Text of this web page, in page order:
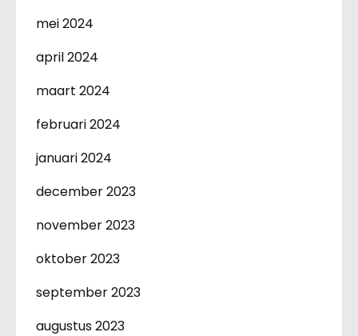
mei 2024
april 2024
maart 2024
februari 2024
januari 2024
december 2023
november 2023
oktober 2023
september 2023
augustus 2023